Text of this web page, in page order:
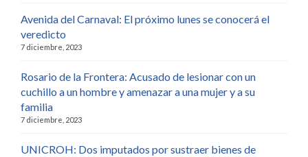
Avenida del Carnaval: El próximo lunes se conocerá el
veredicto
7 diciembre, 2023
Rosario de la Frontera: Acusado de lesionar con un
cuchillo a un hombre y amenazar a una mujer y a su
familia
7 diciembre, 2023
UNICROH: Dos imputados por sustraer bienes de